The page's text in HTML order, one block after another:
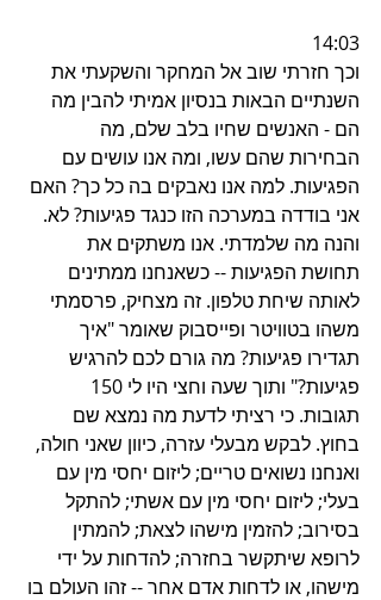
14:03
וכך חזרתי שוב אל המחקר והשקעתי את
השנתיים הבאות בנסיון אמיתי להבין מה
הם - האנשים שחיו בלב שלם, מה
הבחירות שהם עשו, ומה אנו עושים עם
הפגיעות. למה אנו נאבקים בה כל כך? האם
אני בודדה במערכה הזו כנגד פגיעות? לא.
והנה מה שלמדתי. אנו משתקים את
תחושת הפגיעות -- כשאנחנו ממתינים
לאותה שיחת טלפון. זה מצחיק, פרסמתי
משהו בטוויטר ופייסבוק שאומר "איך
תגדירו פגיעות? מה גורם לכם להרגיש
תגובות. כי רציתי לדעת מה נמצא שם
בחוץ. לבקש מבעלי עזרה, כיוון שאני חולה,
ואנחנו נשואים טריים; ליזום יחסי מין עם
בעלי; ליזום יחסי מין עם אשתי; להתקל
בסירוב; להזמין מישהו לצאת; להמתין
לרופא שיתקשר בחזרה; להדחות על ידי
מישהו, או לדחות אדם אחר -- זהו העולם בו